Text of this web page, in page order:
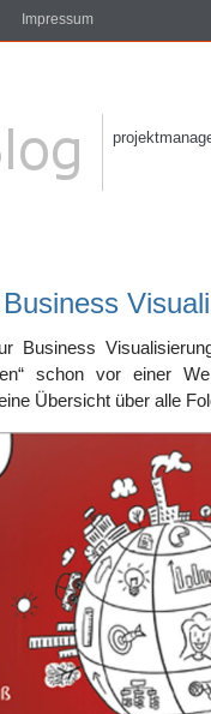
Impressum
Business
schon vor einer
Übersicht über alle